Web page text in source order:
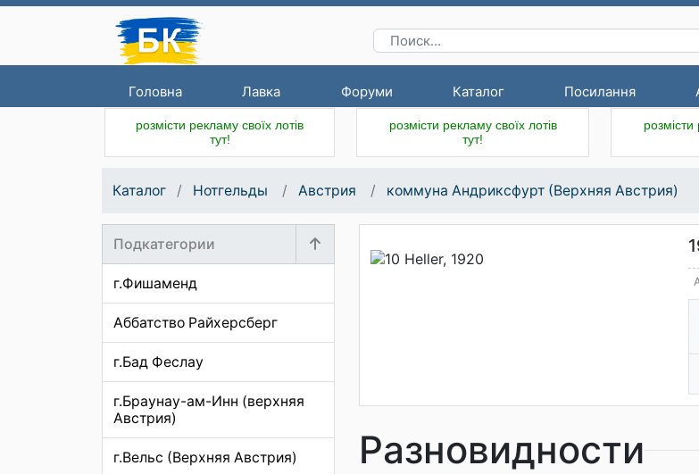
Головна Лавка Форуми Каталог Посилання
розмісти рекламу своїх лотів
тут!
розмісти рекламу своїх лотів
тут!
розмісти
Каталог Нотгельды Австрия коммуна Андриксфурт (Верхняя Австрия)
Подкатегории
г.Фишаменд
Аббатство Райхерсберг
г.Бад Феслау
г.Браунау-ам-Инн (верхняя
Австрия)
г.Вельс (Верхняя Австрия) Разновидности